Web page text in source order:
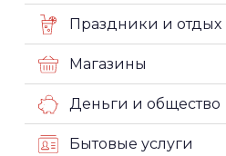
Праздники и отдых
Магазины
Деньги и общество
Бытовые услуги